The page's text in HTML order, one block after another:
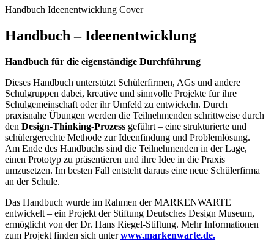
Handbuch Ideenentwicklung Cover
Handbuch – Ideenentwicklung
Handbuch für die eigenständige Durchführung
Dieses Handbuch unterstützt Schülerfirmen, AGs und andere
Schulgruppen dabei, kreative und sinnvolle Projekte für ihre
Schulgemeinschaft oder ihr Umfeld zu entwickeln. Durch
praxisnahe Übungen werden die Teilnehmenden schrittweise durch
den Design-Thinking-Prozess geführt – eine strukturierte und
schülergerechte Methode zur Ideenfindung und Problemlösung.
Am Ende des Handbuchs sind die Teilnehmenden in der Lage,
einen Prototyp zu präsentieren und ihre Idee in die Praxis
umzusetzen. Im besten Fall entsteht daraus eine neue Schülerfirma
an der Schule.
Das Handbuch wurde im Rahmen der MARKENWARTE
entwickelt – ein Projekt der Stiftung Deutsches Design Museum,
ermöglicht von der Dr. Hans Riegel-Stiftung. Mehr Informationen
zum Projekt finden sich unterwww.markenwarte.de.